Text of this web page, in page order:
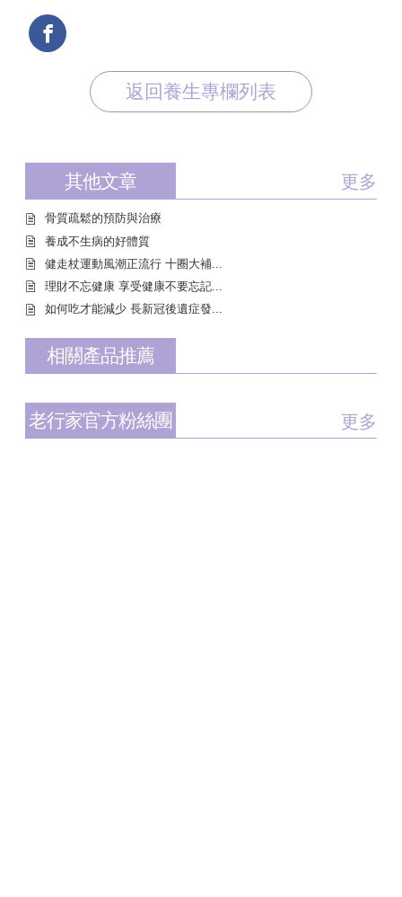
返回養生專欄列表
其他文章 更多
骨質疏鬆的預防與治療
養成不生病的好體質
健走杖運動風潮正流行 十圈大補...
理財不忘健康 享受健康不要忘記...
如何吃才能減少 長新冠後遺症發...
相關產品推薦
老行家官方粉絲團 更多